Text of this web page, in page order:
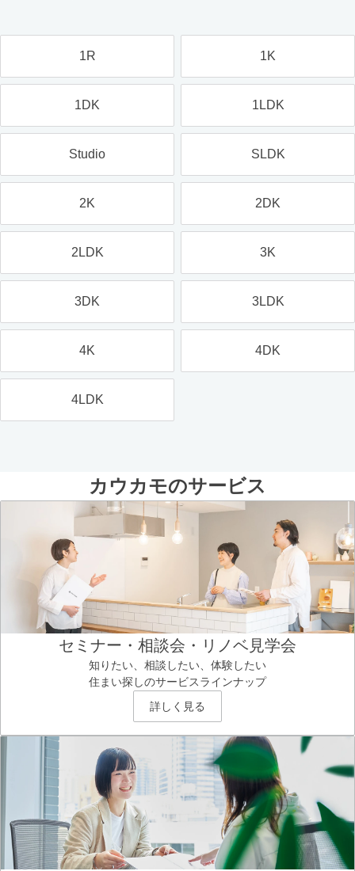
1R 1K
1DK 1LDK
Studio SLDK
2K 2DK
2LDK 3K
3DK 3LDK
4K 4DK
4LDK
カウカモのサービス
セミナー・相談会・リノベ見学会
知りたい、相談したい、体験したい
住まい探しのサービスラインナップ
詳しく見る